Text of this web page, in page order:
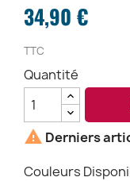
34,90 €
TTC
Quantité
 Derniers
Couleurs